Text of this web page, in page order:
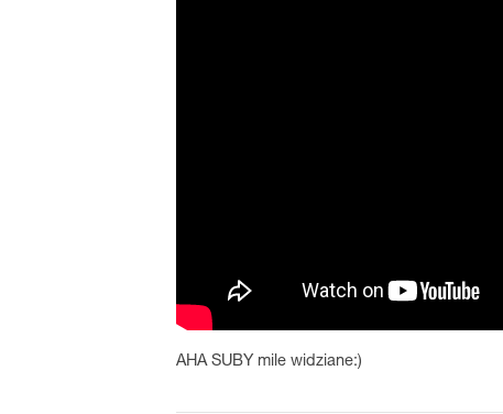
AHA SUBY mile widziane:)